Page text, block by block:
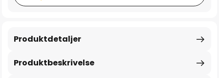
Produktbeskrivelse
Produktdetaljer